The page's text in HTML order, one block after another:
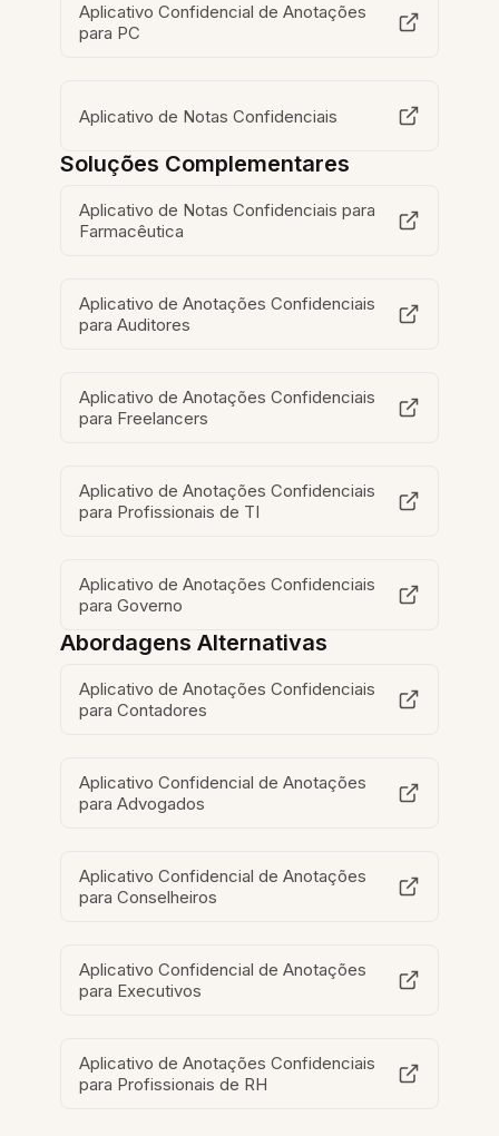
Aplicativo Confidencial de Anotações
para PC
Aplicativo de Notas Confidenciais
Soluções Complementares
Aplicativo de Notas Confidenciais para
Farmacêutica
Aplicativo de Anotações Confidenciais
para Auditores
Aplicativo de Anotações Confidenciais
para Freelancers
Aplicativo de Anotações Confidenciais
para Profissionais de TI
Aplicativo de Anotações Confidenciais
para Governo
Abordagens Alternativas
Aplicativo de Anotações Confidenciais
para Contadores
Aplicativo Confidencial de Anotações
para Advogados
Aplicativo Confidencial de Anotações
para Conselheiros
Aplicativo Confidencial de Anotações
para Executivos
Aplicativo de Anotações Confidenciais
para Profissionais de RH